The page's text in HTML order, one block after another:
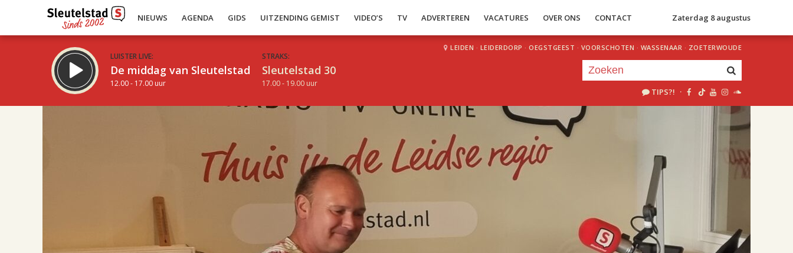
NIEUWS AGENDA GIDS UITZENDING GEMIST VIDEO’S TV ADVERTEREN VACATURES OVER ONS CONTACT Zaterdag 8 augustus
LUISTER LIVE:
De middag van Sleutelstad
12.00 - 17.00 uur
STRAKS:
Sleutelstad 30
17.00 - 19.00 uur
LEIDEN · LEIDERDORP · OEGSTGEEST · VOORSCHOTEN · WASSENAAR · ZOETERWOUDE
TIPS?! ·
uur 1 van 2
Volgend uur